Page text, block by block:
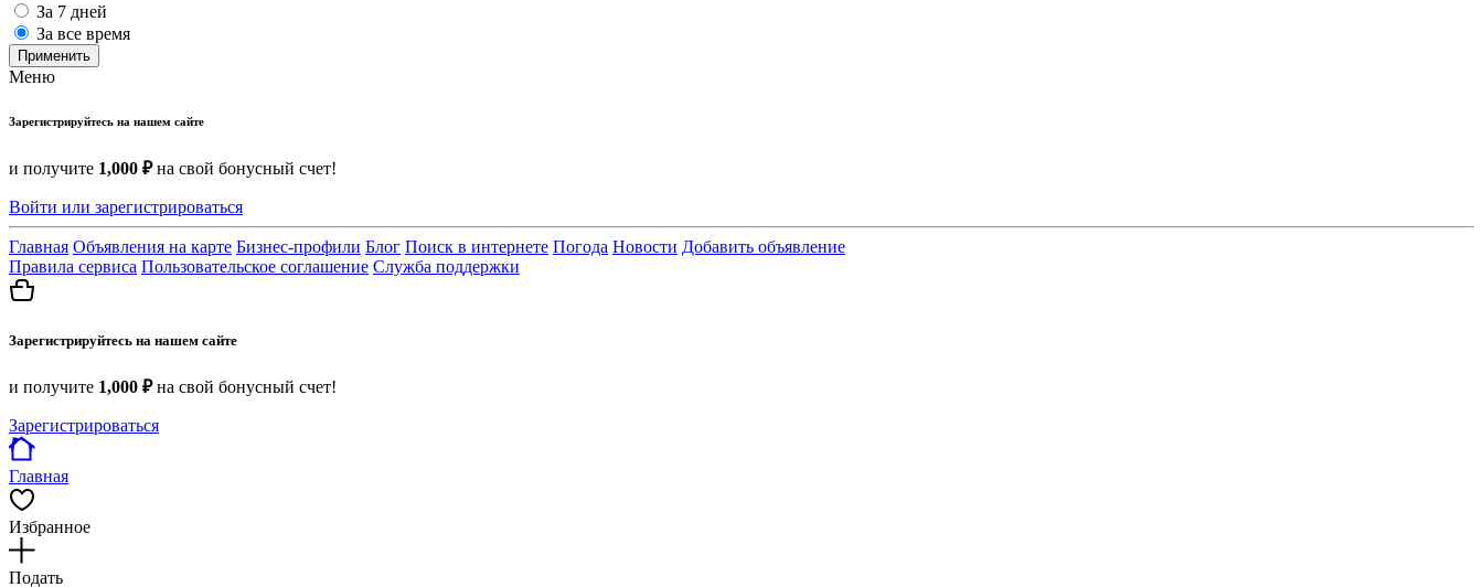
За 7 дней
За все время
Применить
Меню
Зарегистрируйтесь на нашем сайте
и получите 1,000 ₽на свой бонусный счет!
Войти или зарегистрироваться
Главная Объявления на карте Бизнес-профили Блог Поиск в интернете Погода Новости Добавить объявление
Правила сервиса Пользовательское соглашение Служба поддержки
Зарегистрируйтесь на нашем сайте
и получите 1,000 ₽на свой бонусный счет!
Зарегистрироваться
Главная
Избранное
Подать